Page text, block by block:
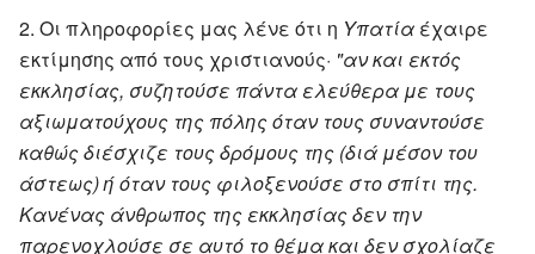
Οι πληροφορίες μας λένε ότι η Υπατία έχαιρε
εκτίμησης από τους χριστιανούς· "αν και εκτός
εκκλησίας, συζητούσε πάντα ελεύθερα με τους
αξιωματούχους της πόλης όταν τους συναντούσε
καθώς διέσχιζε τους δρόμους της (διά μέσον του
άστεως) ή όταν τους φιλοξενούσε στο σπίτι της.
Κανένας άνθρωπος της εκκλησίας δεν την
παρενοχλούσε σε αυτό το θέμα και δεν σχολίαζε